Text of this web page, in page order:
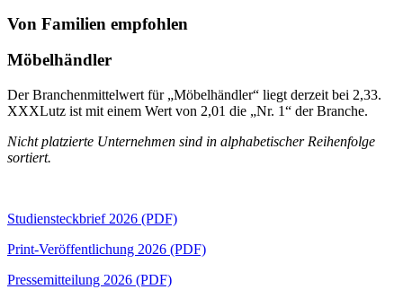
Von Familien empfohlen
Möbelhändler
Der Branchenmittelwert für „Möbelhändler“ liegt derzeit bei 2,33.
XXXLutz ist mit einem Wert von 2,01 die „Nr. 1“ der Branche.
Nicht platzierte Unternehmen sind in alphabetischer Reihenfolge
sortiert.
Studiensteckbrief 2026 (PDF)
Print-Veröffentlichung 2026 (PDF)
Pressemitteilung 2026 (PDF)